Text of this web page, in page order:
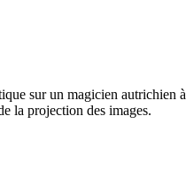
sur un magicien
la projection des images.